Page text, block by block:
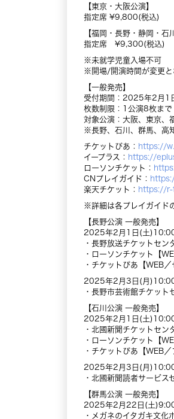
【東京・大阪公演】
指定席 ¥9,800(税込)
【福岡・長野・静岡・石
指定席 ¥9,300(税込)
※未就学児童入場不可
※開場/開演時間が変更と
【一般発売】
受付期間：2025年2月1
枚数制限：1公演8枚まで
対象公演：大阪、東京、
※長野、石川、群馬、高
チケットぴあ： https://
イープラス： https://
ローソンチケット：
CNプレイガイド：
楽天チケット： https://r-
※詳細は各プレイガイド
【長野公演 一般発売】
2025年2月1日(土
・長野放送チケットセン
・ローソンチケット【
・チケットぴあ【WEB／
2025年2月3日(月
・長野市芸術館チケット
【石川公演 一般発売】
2025年2月1日(土
・北國新聞チケットセン
・ローソンチケット【
・チケットぴあ【WEB
2025年2月3日(月
・北國新聞読者サービス
【群馬公演 一般発売】
2025年2月22日(土
・メガネのイタガキ文